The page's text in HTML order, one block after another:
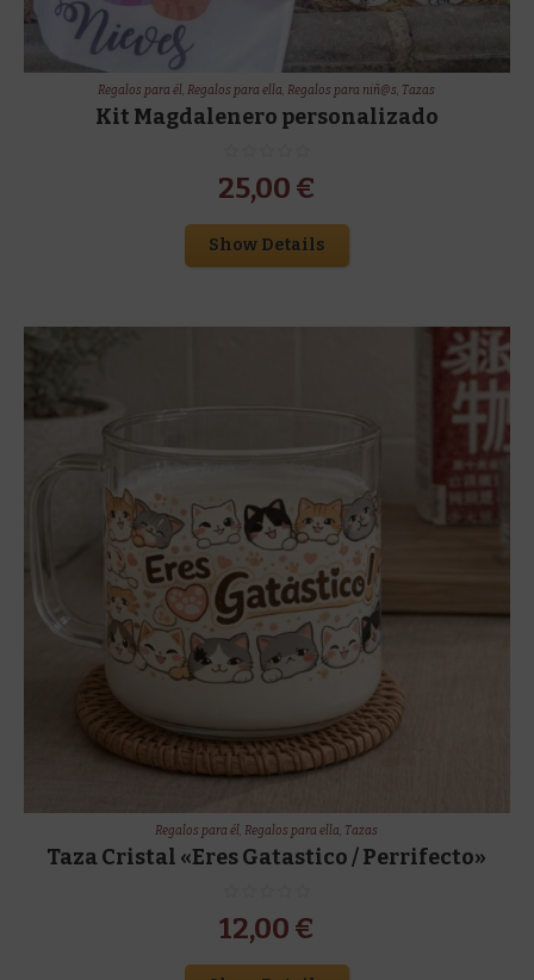
Regalos para él,Regalos para ella,Regalos para niñ@s, Tazas
Kit Magdalenero personalizado
25,00 €
Show Details
Regalos para él,Regalos para ella, Tazas
Taza Cristal «Eres Gatastico / Perrifecto»
12,00 €